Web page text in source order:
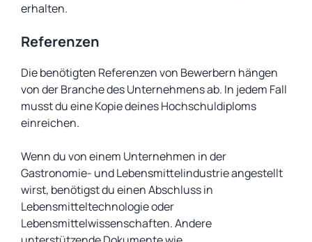
erhalten.
Referenzen
Die benötigten Referenzen von Bewerbern hängen
von der Branche des Unternehmens ab. In jedem Fall
musst du eine Kopie deines Hochschuldiploms
einreichen.
Wenn du von einem Unternehmen in der
Gastronomie- und Lebensmittelindustrie angestellt
wirst, benötigst du einen Abschluss in
Lebensmitteltechnologie oder
Lebensmittelwissenschaften. Andere